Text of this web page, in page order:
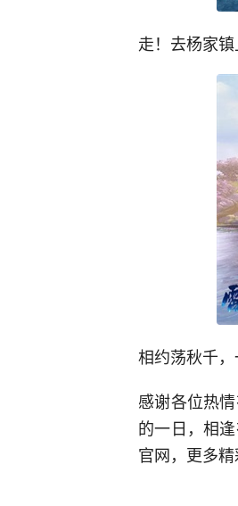
走！去杨家
相约荡秋千
感谢各位热
的一日，相
官网，更多